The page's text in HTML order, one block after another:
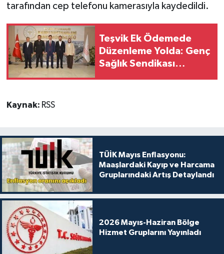
tarafından cep telefonu kamerasıyla kaydedildi.
Teşvik Ek Ödemede
Düzenleme Yolda: Genç
Sağlık Sendikası
Kaynak: RSS
TÜİK Mayıs Enflasyonu:
Maaşlardaki Kayıp ve Harcama
Gruplarındaki Artış Detaylandı
2026 Mayıs-Haziran Bölge
Hizmet Gruplarını Yayınladı